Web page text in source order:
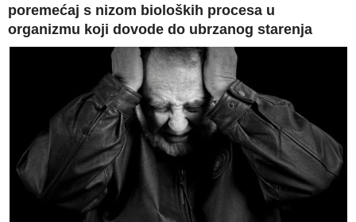
poremećaj s nizom bioloških procesa u
organizmu koji dovode do ubrzanog starenja